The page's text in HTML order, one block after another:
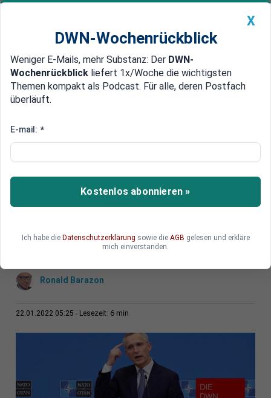
Newsticker MEIN DWN: Geldanlage Premium
Edelmetalle DWN-Magazin China
Ukraine-Konflikt: Das Agieren
Blamage
DWN-Kolumnist Ronald Barazon wirft der Nato in
der Ukraine-Krise krasses Versagen in jeder
Ronald Barazon
22.01.2022 05:25 Lesezeit: 6 min
X
DWN-Wochenrückblick
Weniger E-Mails, mehr Substanz: Der DWN-
Wochenrückblick liefert 1x/Woche die wichtigsten
Themen kompakt als Podcast. Für alle, deren Postfach
überläuft.
E-mail: *
Kostenlos abonnieren »
Ich habe die Datenschutzerklärung sowie die AGB gelesen und erkläre
mich einverstanden.